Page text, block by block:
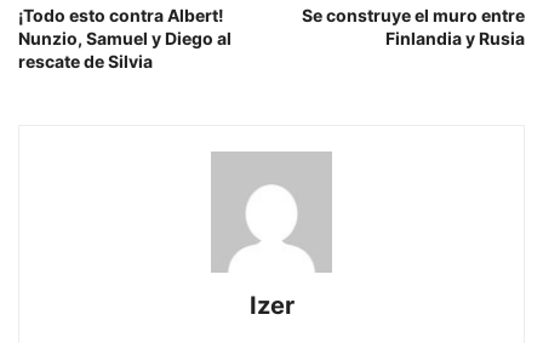
¡Todo esto contra Albert!
Nunzio, Samuel y Diego al
rescate de Silvia
Se construye el muro entre
Finlandia y Rusia
Izer